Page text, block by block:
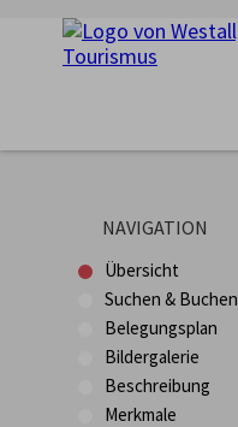
NAVIGATION
Übersicht
Suchen & Buchen
Belegungsplan
Bildergalerie
Beschreibung
Merkmale